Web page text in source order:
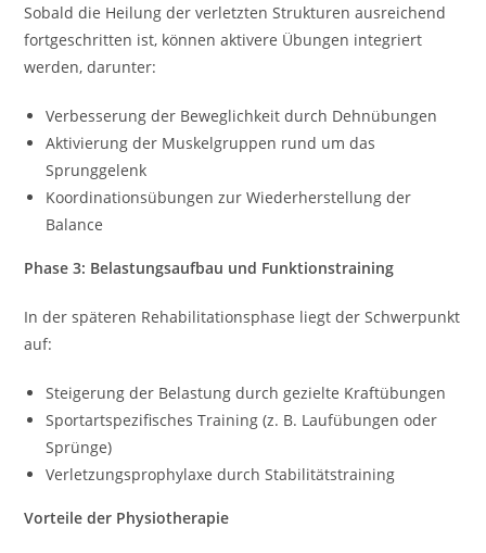
Sobald die Heilung der verletzten Strukturen ausreichend
fortgeschritten ist, können aktivere Übungen integriert
werden, darunter:
Verbesserung der Beweglichkeit durch Dehnübungen
Aktivierung der Muskelgruppen rund um das
Sprunggelenk
Koordinationsübungen zur Wiederherstellung der
Balance
Phase 3: Belastungsaufbau und Funktionstraining
In der späteren Rehabilitationsphase liegt der Schwerpunkt
auf:
Steigerung der Belastung durch gezielte Kraftübungen
Sportartspezifisches Training (z. B. Laufübungen oder
Sprünge)
Verletzungsprophylaxe durch Stabilitätstraining
Vorteile der Physiotherapie